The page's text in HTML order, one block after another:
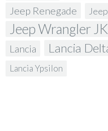
Jeep Renegade
Jeep Wrangler JK
Lancia Lancia
Lancia Ypsilon